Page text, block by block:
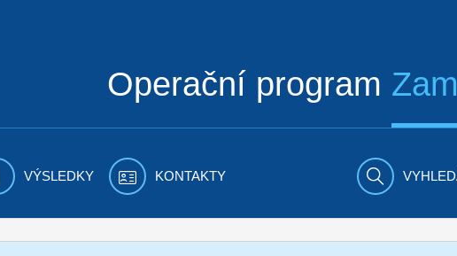
Operační program
VÝSLEDKY KONTAKTY